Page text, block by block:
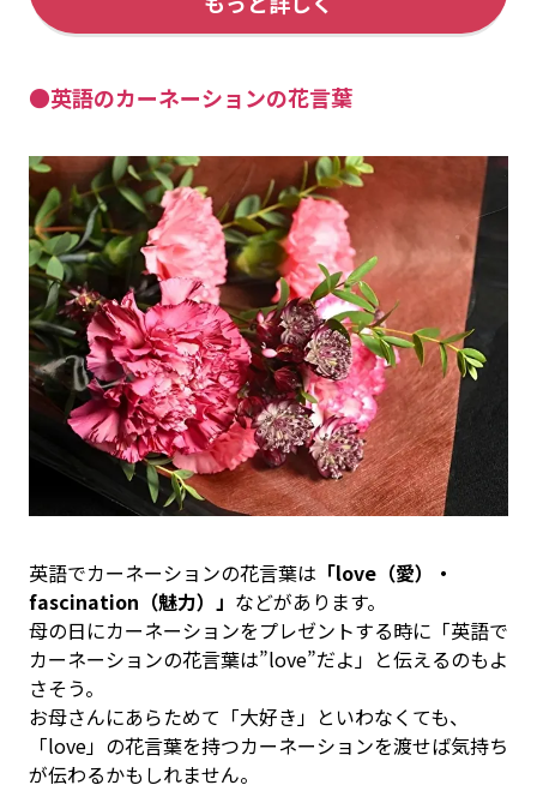
●英語のカーネーションの花言葉
英語でカーネーションの花言葉は 「love（愛）・
fascination（魅力）」 などがあります。
母の日にカーネーションをプレゼントする時に「英語で
カーネーションの花言葉は”love”だよ」と伝えるのもよ
さそう。
お母さんにあらためて「大好き」といわなくても、
「love」の花言葉を持つカーネーションを渡せば気持ち
が伝わるかもしれません。